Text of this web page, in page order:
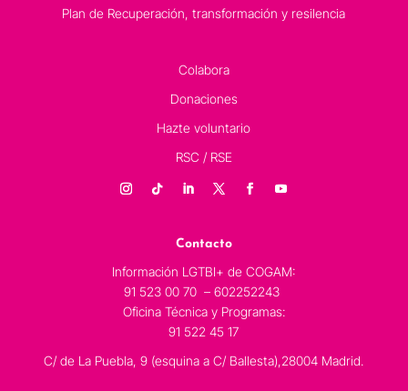
Plan de Recuperación, transformación y resilencia
Colabora
Donaciones
Hazte voluntario
RSC / RSE
Contacto
Información LGTBI+ de COGAM:
91 523 00 70 – 602252243
Oficina Técnica y Programas:
91 522 45 17
C/ de La Puebla, 9 (esquina a C/ Ballesta),28004 Madrid.